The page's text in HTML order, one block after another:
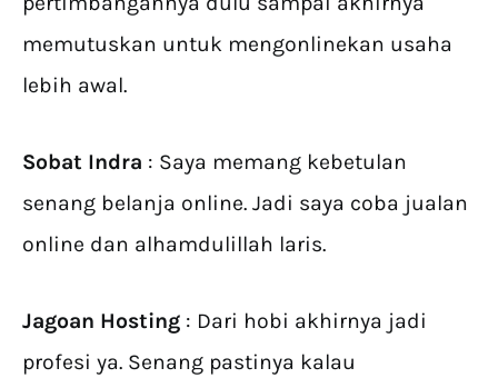
memutuskan untuk mengonlinekan usaha
lebih awal.
Sobat Indra : Saya memang kebetulan
senang belanja online. Jadi saya coba jualan
online dan alhamdulillah laris.
Jagoan Hosting : Dari hobi akhirnya jadi
profesi ya. Senang pastinya kalau